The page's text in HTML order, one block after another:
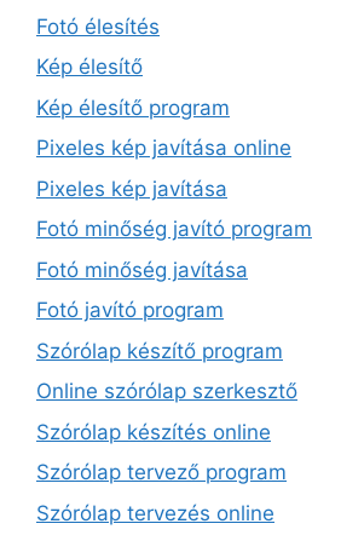
Fotó élesítés
Kép élesítő
Kép élesítő program
Pixeles kép javítása online
Pixeles kép javítása
Fotó minőség javító program
Fotó minőség javítása
Fotó javító program
Szórólap készítő program
Online szórólap szerkesztő
Szórólap készítés online
Szórólap tervező program
Szórólap tervezés online